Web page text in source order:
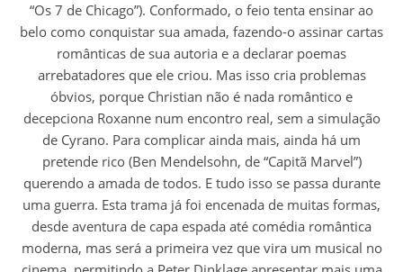
“Os 7 de Chicago”). Conformado, o feio tenta ensinar ao
belo como conquistar sua amada, fazendo-o assinar cartas
românticas de sua autoria e a declarar poemas
arrebatadores que ele criou. Mas isso cria problemas
óbvios, porque Christian não é nada romântico e
decepciona Roxanne num encontro real, sem a simulação
de Cyrano. Para complicar ainda mais, ainda há um
pretende rico (Ben Mendelsohn, de “Capitã Marvel”)
querendo a amada de todos. E tudo isso se passa durante
uma guerra. Esta trama já foi encenada de muitas formas,
desde aventura de capa espada até comédia romântica
moderna, mas será a primeira vez que vira um musical no